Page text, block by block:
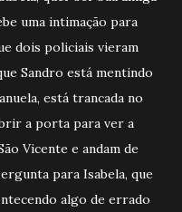
uma intimação para
dois policiais vieram
Sandro está mentindo
está trancada no
a porta para ver a
Vicente e andam de
para Isabela, que
algo de errado